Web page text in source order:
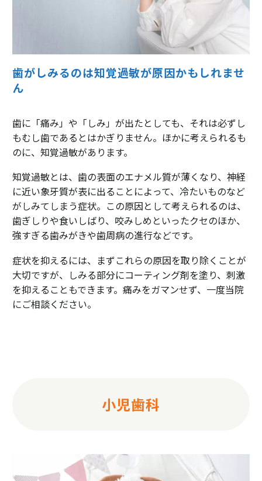
歯がしみるのは知覚過敏が原因かもしれませ
ん
歯に「痛み」や「しみ」が出たとしても、それは必ずし
もむし歯であるとはかぎりません。ほかに考えられるも
のに、知覚過敏があります。
知覚過敏とは、歯の表面のエナメル質が薄くなり、神経
に近い象牙質が表に出ることによって、冷たいものなど
がしみてしまう症状。この原因として考えられるのは、
歯ぎしりや食いしばり、咬みしめといったクセのほか、
強すぎる歯みがきや歯周病の進行などです。
症状を抑えるには、まずこれらの原因を取り除くことが
大切ですが、しみる部分にコーティング剤を塗り、刺激
を抑えることもできます。痛みをガマンせず、一度当院
にご相談ください。
小児歯科